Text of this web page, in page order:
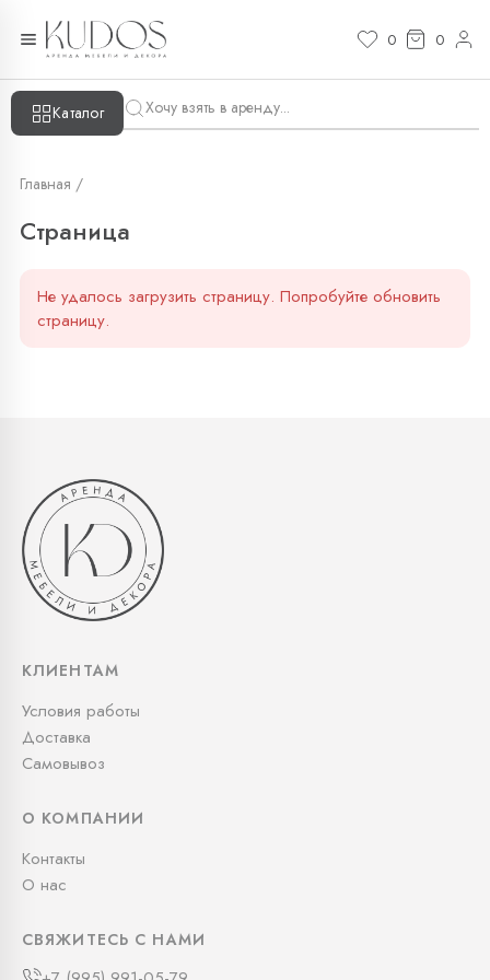
0 0
Каталог
Главная /
Страница
Не удалось загрузить страницу. Попробуйте обновить
страницу.
КЛИЕНТАМ
Условия работы
Доставка
Самовывоз
О КОМПАНИИ
Контакты
О нас
СВЯЖИТЕСЬ С НАМИ